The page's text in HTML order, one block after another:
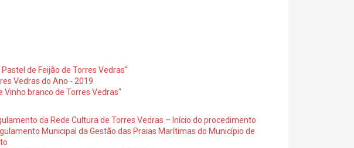
de Feijão de Torres Vedras"
Vedras do Ano - 2019
Vinho branco de Torres Vedras"
da Rede Cultura de Torres Vedras – Início do procedimento
Municipal da Gestão das Praias Marítimas do Município de